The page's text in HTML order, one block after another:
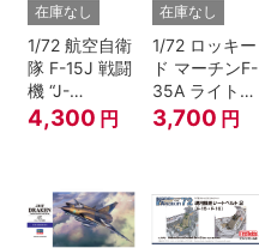
在庫なし
1/72 航空自衛
隊 F-15J 戦闘
機 “J-
MSIP”(近代化
改修機)
4,300 円
在庫なし
1/72 ロッキー
ド マーチンF-
35A ライトニ
ングII
3,700 円